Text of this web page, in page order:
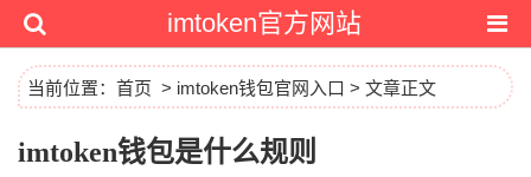
imtoken官方网站
当前位置： 首页 > imtoken钱包官网入口 > 文章正文
imtoken钱包是什么规则